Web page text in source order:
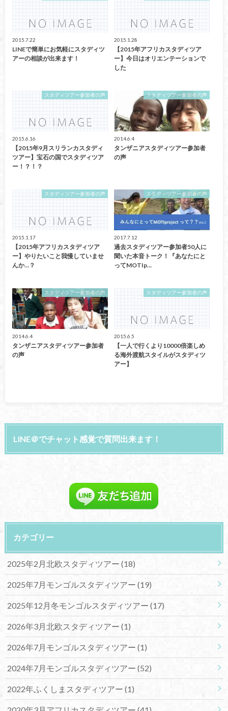
2015.7.22
LINEで簡単にお気軽にスタディツ
アーの相談が出来ます！
2015.1.28
【2015年アフリカスタディツア
ー】今日はオリエンテーションで
した
スタディツアー参加者の声
2015.6.16
【2015年9月スリランカスタディ
ツアー】宝石の国でスタディツア
ー！？！？
スタディツアー参加者の声
2014.6.4
タンザニアスタディツアー参加者
の声
スタディツアー参加者の声
2015.1.17
【2015年アフリカスタディツア
ー】やりたいこと我慢していませ
んか…？
スタディツアー参加者の声
2017.7.12
過去スタディツアー参加者50人に
聞いた本音トーク！『あなたにと
ってMOTIp…
スタディツアー参加者の声
2014.6.4
タンザニアスタディツアー参加者
の声
スタディツアー参加者の声
2015.6.5
【一人で行くより10000倍楽しめ
る海外渡航スタイルがスタディツ
アー】
LINE＠でチャット感覚で質問出来ます！
カテゴリー
2025年2月北欧スタディツアー (18)
2025年7月モンゴルスタディツアー (19)
2025年12月冬モンゴルスタディツアー (17)
2026年3月北欧スタディツアー (1)
2026年7月モンゴルスタディツアー (1)
2024年7月モンゴルスタディツアー (52)
2022年ふくしまスタディツアー (1)